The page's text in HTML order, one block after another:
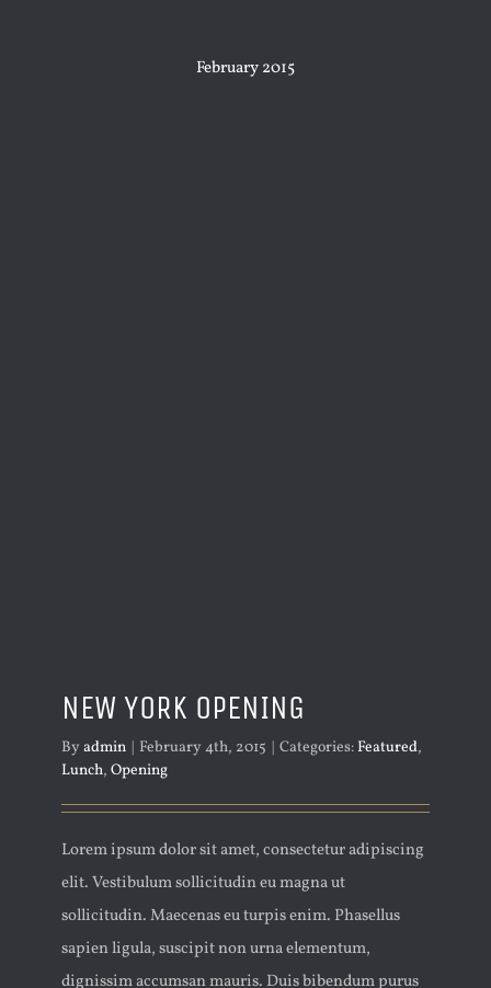
February 2015
NEW YORK OPENING
By admin | February 4th, 2015 | Categories: Featured,
Lunch, Opening
Lorem ipsum dolor sit amet, consectetur adipiscing
elit. Vestibulum sollicitudin eu magna ut
sollicitudin. Maecenas eu turpis enim. Phasellus
sapien ligula, suscipit non urna elementum,
dignissim accumsan mauris. Duis bibendum purus